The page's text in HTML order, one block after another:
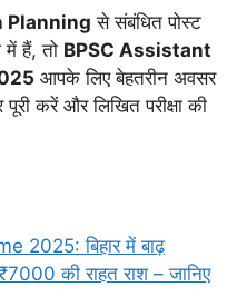
Planning से संबंधित पोस्ट
में हैं, तो BPSC Assistant
आपके लिए बेहतरीन अवसर
करें और लिखित परीक्षा की
2025: बिहार में बाढ़
की राहत राश – जानिए